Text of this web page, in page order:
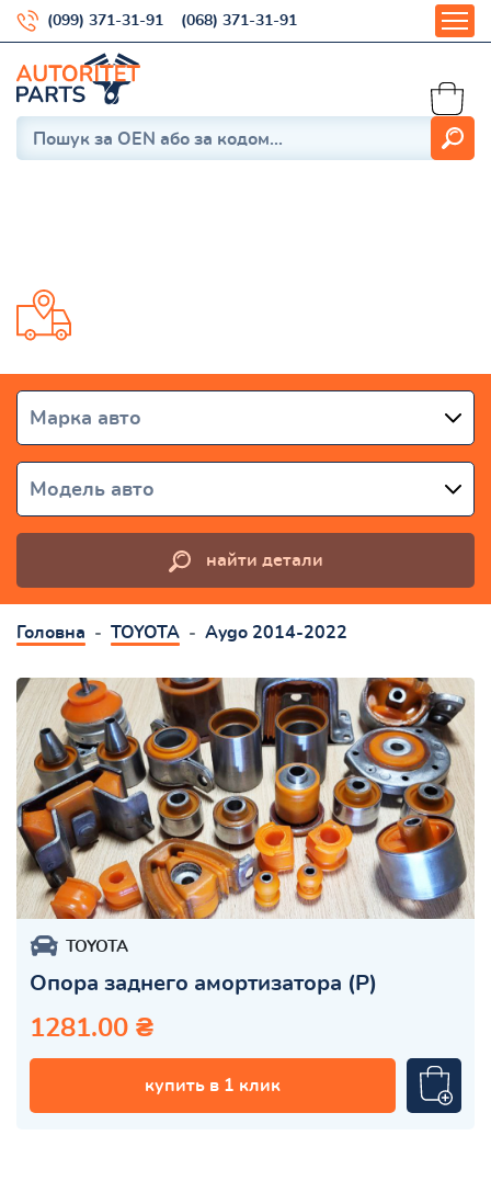
(099) 371-31-91 (068) 371-31-91
Марка авто
Модель авто
найти детали
Головна TOYOTA Aygo 2014-2022
TOYOTA
Опора заднего амортизатора (Р)
1281.00 ₴
купить в 1 клик